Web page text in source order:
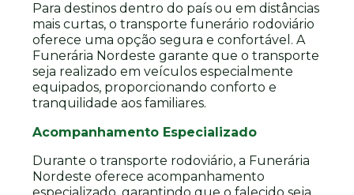
Para destinos dentro do país ou em distâncias
mais curtas, o transporte funerário rodoviário
oferece uma opção segura e confortável. A
Funerária Nordeste garante que o transporte
seja realizado em veículos especialmente
equipados, proporcionando conforto e
tranquilidade aos familiares.
Acompanhamento Especializado
Durante o transporte rodoviário, a Funerária
Nordeste oferece acompanhamento